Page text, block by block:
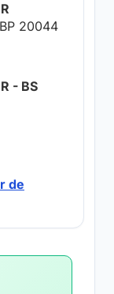
20044
- BS
de